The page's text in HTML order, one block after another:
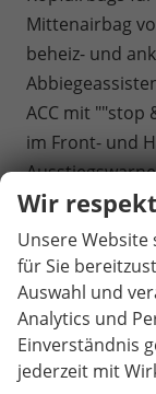
Mittenairbag
beheiz- und
ACC mit ""stop
im Front- und
Ablenkungs-
Assist"" mit
Notrufsystem
ausl. Ez. und
Gegen Aufpreis:
Wir
Unsere Website
für Sie
Auswahl und
Analytics und
Einverständnis
jederzeit mit